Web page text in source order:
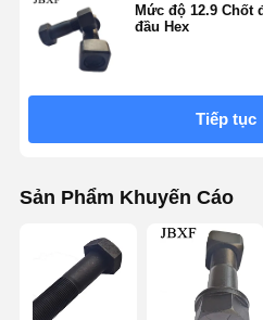
Mức độ 12.9 Chốt
đầu Hex
Tiếp tục
Sản Phẩm Khuyến Cáo